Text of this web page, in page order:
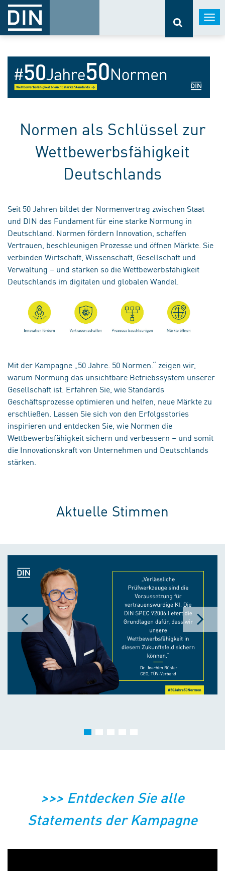
Normen als Schlüssel zur
Wettbewerbsfähigkeit
Deutschlands
Seit 50 Jahren bildet der Normenvertrag zwischen Staat
und DIN das Fundament für eine starke Normung in
Deutschland. Normen fördern Innovation, schaffen
Vertrauen, beschleunigen Prozesse und öffnen Märkte. Sie
verbinden Wirtschaft, Wissenschaft, Gesellschaft und
Verwaltung – und stärken so die Wettbewerbsfähigkeit
Deutschlands im digitalen und globalen Wandel.
Mit der Kampagne „50 Jahre. 50 Normen.“ zeigen wir,
warum Normung das unsichtbare Betriebssystem unserer
Gesellschaft ist. Erfahren Sie, wie Standards
Geschäftsprozesse optimieren und helfen, neue Märkte zu
erschließen. Lassen Sie sich von den Erfolgsstories
inspirieren und entdecken Sie, wie Normen die
Wettbewerbsfähigkeit sichern und verbessern – und somit
die Innovationskraft von Unternehmen und Deutschlands
stärken.
Aktuelle Stimmen
>>> Entdecken Sie alle
Statements der Kampagne